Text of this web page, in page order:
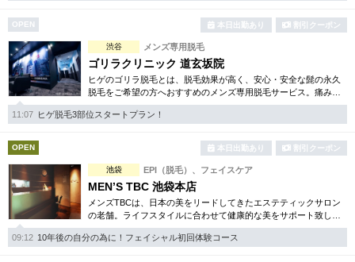
OPEN 本日出勤あり 割引クーポン
渋谷 メンズ専用脱毛
ゴリラクリニック 道玄坂院
ヒゲのゴリラ脱毛とは、脱毛効果が高く、安心・安全な髭の永久
脱毛をご希望の方へおすすめのメンズ専用脱毛サービス。痛みに
弱い方には医療用麻酔を3種ご用意、医療認可の脱毛機のみを使
用。スキンケアも万全です。
11:07 ヒゲ脱毛3部位スタートプラン！
OPEN 本日出勤あり 割引クーポン
池袋 EPI（脱毛）、フェイスケア
MEN’S TBC 池袋本店
メンズTBCは、日本の美をリードしてきたエステティックサロン
の老舗。ライフスタイルに合わせて健康的な美をサポート致しま
す。カラダ・顔脱毛、フェイシャルケア、引き締め等お得な体験
コースもご用意しています。
09:12 10年後の自分の為に！フェイシャル初回体験コース